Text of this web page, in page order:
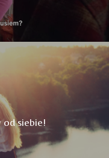
od siebie!